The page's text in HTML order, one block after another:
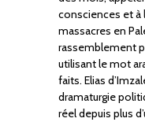
consciences et
massacres en
rassemblement
utilisant le mot
faits. Elias
dramaturgie
réel depuis plus